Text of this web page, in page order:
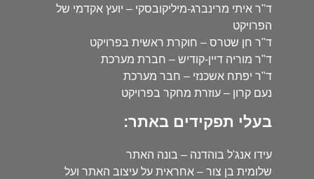
ד"ר איתי מרינברג-מיליקובסקי – יועץ אקדמי של
הפרויקט
ד"ר חן שטרס – חוקרת ראשית בפרויקט
ד"ר מוריה דיין-קודיש – חברת מערכת
ד"ר יפתח אשכנזי – חבר מערכת
נעם קרון – עוזרת מחקר בפרויקט
בעלי תפקידים באתר:
עידו אנג'ל בוהדנה – בונה האתר
שלומית בן צור – אחראית על עיצוב האתר ועל